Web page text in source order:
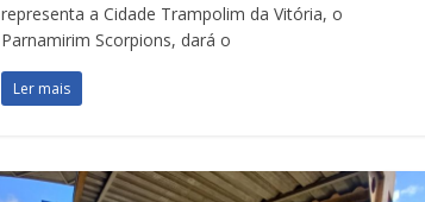
representa a Cidade Trampolim da Vitória, o
Parnamirim Scorpions, dará o
Ler mais